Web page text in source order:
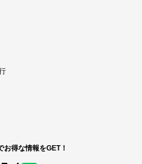
お得な情報をGET！